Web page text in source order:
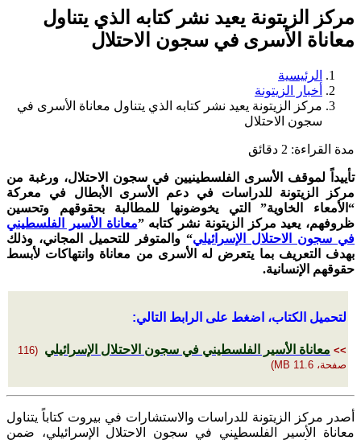
:مركز الزيتونة يعيد نشر كتابه الذي يتناول
معاناة الأسرى في سجون الاحتلال
الرئيسية
أخبار الزيتونة
مركز الزيتونة يعيد نشر كتابه الذي يتناول معاناة الأسرى في
سجون الاحتلال
مدة القراءة: 2 دقائق
تأييداً لموقف الأسرى الفلسطينيين في سجون الاحتلال، ورغبة من
مركز الزيتونة للدراسات في دعم الأسرى الأبطال في معركة
“الأمعاء الخاوية” التي يخوضونها للمطالبة بحقوقهم وتحسين
ظروفهم، يعيد مركز الزيتونة نشر كتابه ”معاناة الأسير الفلسطيني
في سجون الاحتلال الإسرائيلي“ والمتوفر للتحميل المجاني، وذلك
بهدف التعريف بما يتعرض له الأسرى من معاناة وانتهاكات لأبسط
حقوقهم الإنسانية.
لتحميل الكتاب، اضغط على الرابط التالي:
>> معاناة الأسير الفلسطيني في سجون الاحتلال الإسرائيلي
(116
صفحة، 11.6 MB)
أصدر مركز الزيتونة للدراسات والاستشارات في بيروت كتاباً يتناول
معاناة الأسير الفلسطيني في سجون الاحتلال الإسرائيلي، ضمن